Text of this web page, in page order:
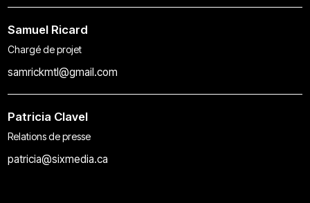
Samuel Ricard
Chargé de projet
samrickmtl@gmail.com
Patricia Clavel
Relations de presse
patricia@sixmedia.ca